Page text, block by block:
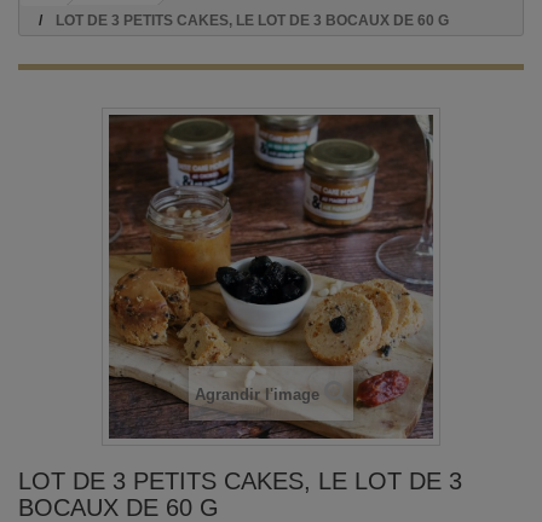
LOT DE 3 PETITS CAKES, LE LOT DE 3 BOCAUX DE 60 G
Agrandir l'image
LOT DE 3 PETITS CAKES, LE LOT DE 3
BOCAUX DE 60 G